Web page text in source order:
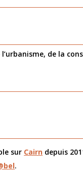
de la
sur Cairn depuis
.